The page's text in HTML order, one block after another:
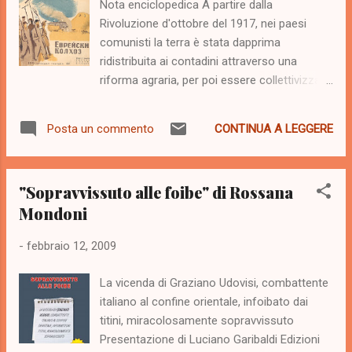
di essa"; per questa ragione, partendo dal
presupposto che gli uomini non sono buoni,
Machiavelli si fa padre di una distinzione
inusuale per il tempo, quella tra morale e
politica : il fine politico è la conquista ed il
distinto dal pure importante fine morale,
Nota enciclopedica A partire dalla
Rivoluzione d'ottobre del 1917, nei paesi
comunisti la terra è stata dapprima
ridistribuita ai contadini attraverso una
riforma agraria, per poi essere collettivizzata
lato, dal lavoro compiuto in maniera
comunitaria e, dall'altro, da una rigida
fondamentali del sistema agricolo sovietico
cooperativa agricola gestita da un'
alla produzione su indicazione di piani
predisposti dallo stato . E' interessante
perché questo tipo di comunità non esclude
la gestione in proprio di un piccolo
Posta un commento CONTINUA A LEGGERE
"Sopravvissuto alle foibe" di Rossana
Mondoni
- febbraio 12, 2009
La vicenda di Graziano Udovisi, combattente
italiano al confine orientale, infoibato dai
titini, miracolosamente sopravvissuto
Presentazione di Luciano Garibaldi Edizioni